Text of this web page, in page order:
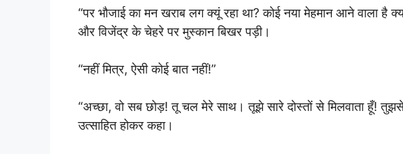
“पर भौजाई का मन खराब लग क्यूं रहा था? कोई नया मेहमान आने वाला
और विजेंद्र के चेहरे पर मुस्कान बिखर पड़ी।
“नहीं मित्र, ऐसी कोई बात नहीं!”
“अच्छा, वो सब छोड़! तू चल मेरे साथ। तूझे सारे दोस्तों से मिलवाता हूँ!
उत्साहित होकर कहा।